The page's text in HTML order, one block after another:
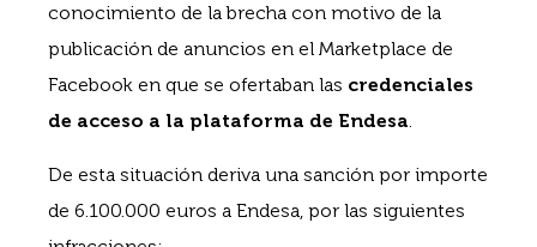
conocimiento de la brecha con motivo de la
publicación de anuncios en el Marketplace de
Facebook en que se ofertaban las credenciales
de acceso a la plataforma de Endesa.
De esta situación deriva una sanción por importe
de 6.100.000 euros a Endesa, por las siguientes